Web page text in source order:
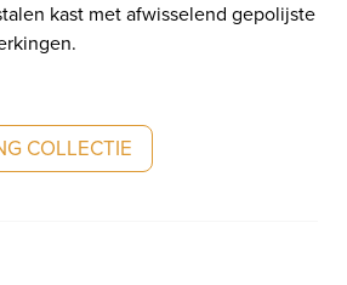
kast met afwisselend gepolijste
COLLECTIE